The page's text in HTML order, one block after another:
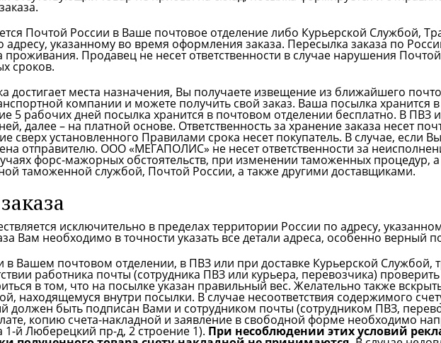
Почтой России в Ваше почтовое отделение либо Курьерской Службой,
адресу, указанному во время оформления заказа. Пересылка заказа по
проживания. Продавец не несет ответственности в случае нарушения
сроков.
достигает места назначения, Вы получаете извещение из ближайшего
компании и можете получить свой заказ. Ваша посылка хранится
5 рабочих дней посылка хранится в почтовом отделении бесплатно. В ПВЗ
далее – на платной основе. Ответственность за хранение заказа несет
сверх установленного Правилами срока несет покупатель. В случае, если
отправителю. ООО «МЕГАПОЛИС» не несет ответственности за
форс-мажорных обстоятельств, при изменении таможенных процедур, а
таможенной службой, Почтой России, а также другими доставщиками.
исключительно в пределах территории России по адресу,
Вам необходимо в точности указать все детали адреса, особенно верный
Вашем почтовом отделении, в ПВЗ или при доставке Курьерской Службой,
работника почты (сотрудника ПВЗ или курьера, перевозчика)
в том, что на посылке указан правильный вес. Желательно также
находящемуся внутри посылки. В случае несоответствия содержимого
должен быть подписан Вами и сотрудником почты (сотрудником ПВЗ,
копию счета-накладной и заявление в свободной форме необходимо
й Люберецкий пр-д, 2 строение 1). При несоблюдении этих условий